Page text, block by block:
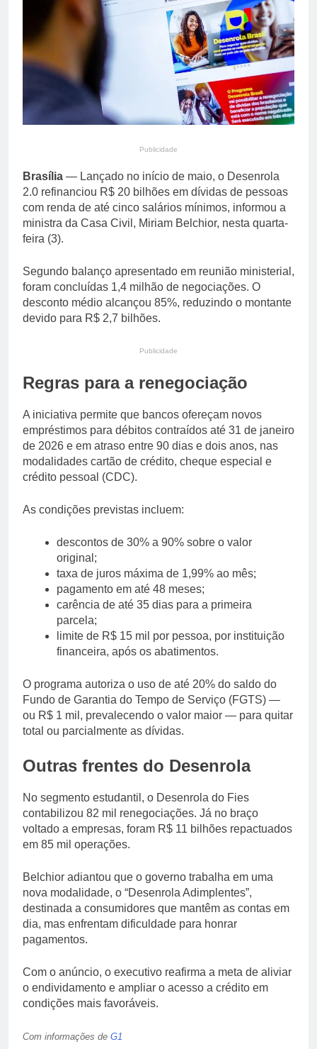
estáveis no Brasil
durante a entressafra
16 Horas Ago
Prefeitura divulga
resultado preliminar da
degustação do 20º
Festival Gastronômico de
Taquaruçu
16 Horas Ago
Publicidade
Brasília — Lançado no início de maio, o Desenrola
2.0 refinanciou R$ 20 bilhões em dívidas de pessoas
com renda de até cinco salários mínimos, informou a
ministra da Casa Civil, Miriam Belchior, nesta quarta-
feira (3).
Segundo balanço apresentado em reunião ministerial,
foram concluídas 1,4 milhão de negociações. O
desconto médio alcançou 85%, reduzindo o montante
devido para R$ 2,7 bilhões.
Publicidade
Regras para a renegociação
A iniciativa permite que bancos ofereçam novos
empréstimos para débitos contraídos até 31 de janeiro
de 2026 e em atraso entre 90 dias e dois anos, nas
modalidades cartão de crédito, cheque especial e
crédito pessoal (CDC).
As condições previstas incluem:
descontos de 30% a 90% sobre o valor
original;
taxa de juros máxima de 1,99% ao mês;
pagamento em até 48 meses;
carência de até 35 dias para a primeira
parcela;
limite de R$ 15 mil por pessoa, por instituição
financeira, após os abatimentos.
O programa autoriza o uso de até 20% do saldo do
Fundo de Garantia do Tempo de Serviço (FGTS) —
ou R$ 1 mil, prevalecendo o valor maior — para quitar
total ou parcialmente as dívidas.
Outras frentes do Desenrola
No segmento estudantil, o Desenrola do Fies
contabilizou 82 mil renegociações. Já no braço
voltado a empresas, foram R$ 11 bilhões repactuados
em 85 mil operações.
Belchior adiantou que o governo trabalha em uma
nova modalidade, o “Desenrola Adimplentes”,
destinada a consumidores que mantêm as contas em
dia, mas enfrentam dificuldade para honrar
pagamentos.
Com o anúncio, o executivo reafirma a meta de aliviar
o endividamento e ampliar o acesso a crédito em
condições mais favoráveis.
Com informações de G1